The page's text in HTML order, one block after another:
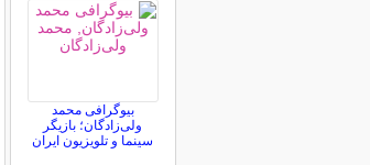
بیوگرافی محمد
ولی‌زادگان؛ بازیگر
سینما و تلویزیون ایران